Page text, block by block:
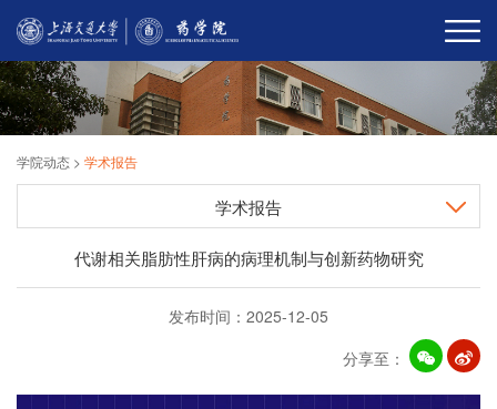
学院动态 > 学术报告
学术报告
代谢相关脂肪性肝病的病理机制与创新药物研究
发布时间：2025-12-05
分享至：